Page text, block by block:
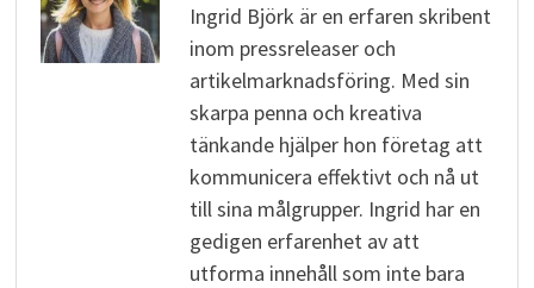
Ingrid Björk är en erfaren skribent
inom pressreleaser och
artikelmarknadsföring. Med sin
skarpa penna och kreativa
tänkande hjälper hon företag att
kommunicera effektivt och nå ut
till sina målgrupper. Ingrid har en
gedigen erfarenhet av att
utforma innehåll som inte bara